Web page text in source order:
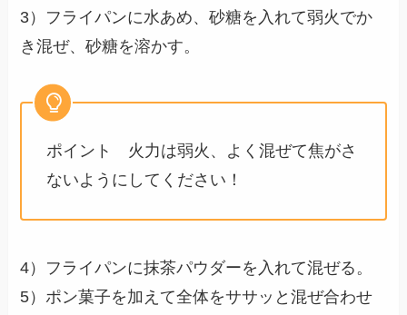
3）フライパンに水あめ、砂糖を入れて弱火でか
き混ぜ、砂糖を溶かす。
ポイント 火力は弱火、よく混ぜて焦がさ
ないようにしてください！
4）フライパンに抹茶パウダーを入れて混ぜる。
5）ポン菓子を加えて全体をササッと混ぜ合わせ